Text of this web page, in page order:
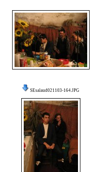
SEsalaud021103-164.JPG